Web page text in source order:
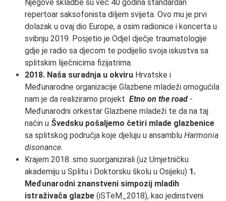
Njegove skladbe su već 40 godina standardan
repertoar saksofonista diljem svijeta. Ovo mu je prvi
dolazak u ovaj dio Europe, a osim radionice i koncerta u
svibnju 2019. Posjetio je Odjel dječje traumatologije
gdje je radio sa djecom te podijelio svoja iskustva sa
splitskim liječnicima fizijatrima.
2018. Naša suradnja u okviru Hrvatske i
Međunarodne organizacije Glazbene mladeži omogućila
nam je da realiziramo projekt Etno on the road -
Međunarodni orkestar Glazbene mladeži te da na taj
način u Švedsku pošaljemo četiri mlade glazbenice
sa splitskog područja koje djeluju u ansamblu Harmonia
disonance.
Krajem 2018. smo suorganizirali (uz Umjetničku
akademiju u Splitu i Doktorsku školu u Osijeku) 1.
Međunarodni znanstveni simpozij mladih
istraživača glazbe (iSTeM_2018), kao jedinstveni